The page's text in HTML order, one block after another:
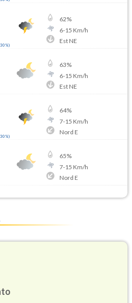
30 %)
62%
6-15 Km/h
Est NE
63%
6-15 Km/h
Est NE
30 %)
64%
7-15 Km/h
Nord E
65%
7-15 Km/h
Nord E